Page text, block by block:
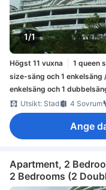
1/1
Högst 11 vuxna
1 queen
size-säng och 1 enkelsäng
enkelsäng och 1
Utsikt: Stad
4 Sovrum
Ange
Apartment, 2
2 Bedrooms (2